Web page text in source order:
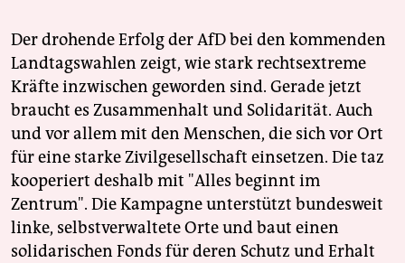
Der drohende Erfolg der AfD bei den kommenden
Landtagswahlen zeigt, wie stark rechtsextreme
Kräfte inzwischen geworden sind. Gerade jetzt
braucht es Zusammenhalt und Solidarität. Auch
und vor allem mit den Menschen, die sich vor Ort
für eine starke Zivilgesellschaft einsetzen. Die taz
kooperiert deshalb mit "Alles beginnt im
Zentrum". Die Kampagne unterstützt bundesweit
linke, selbstverwaltete Orte und baut einen
solidarischen Fonds für deren Schutz und Erhalt